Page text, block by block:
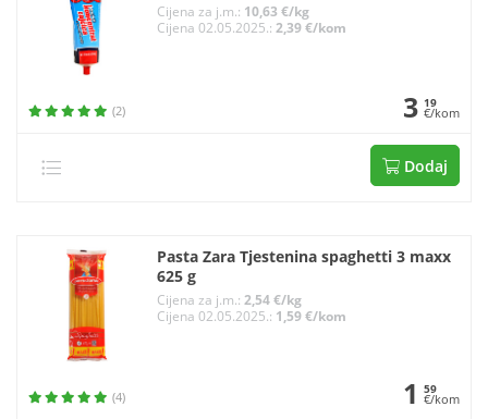
Cijena za j.m.: 10,63 €/kg
Cijena 02.05.2025.:2,39 €/kom
(2) 3 19
€/kom
Dodaj
Pasta Zara Tjestenina spaghetti 3 maxx
625 g
Cijena za j.m.: 2,54 €/kg
Cijena 02.05.2025.: 1,59 €/kom
(4) 1 59
€/kom